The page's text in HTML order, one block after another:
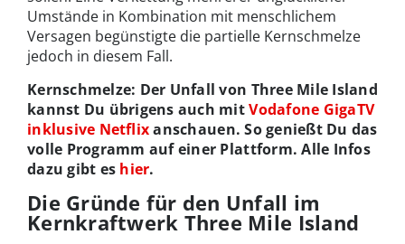
Umstände in Kombination mit menschlichem
Versagen begünstigte die partielle Kernschmelze
jedoch in diesem Fall.
Kernschmelze: Der Unfall von Three Mile Island
kannst Du übrigens auch mitVodafone GigaTV
inklusive Netflixanschauen. So genießt Du das
volle Programm auf einer Plattform. Alle Infos
dazu gibt es hier.
Die Gründe für den Unfall im
Kernkraftwerk Three Mile Island